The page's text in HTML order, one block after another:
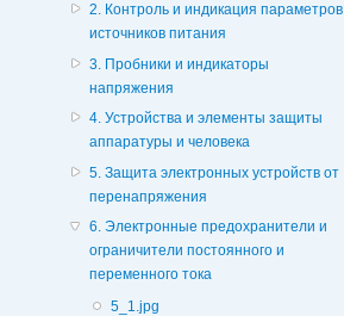
2. Контроль и индикация параметров
источников питания
3. Пробники и индикаторы
напряжения
4. Устройства и элементы защиты
аппаратуры и человека
5. Защита электронных устройств от
перенапряжения
6. Электронные предохранители и
ограничители постоянного и
переменного тока
5_1.jpg